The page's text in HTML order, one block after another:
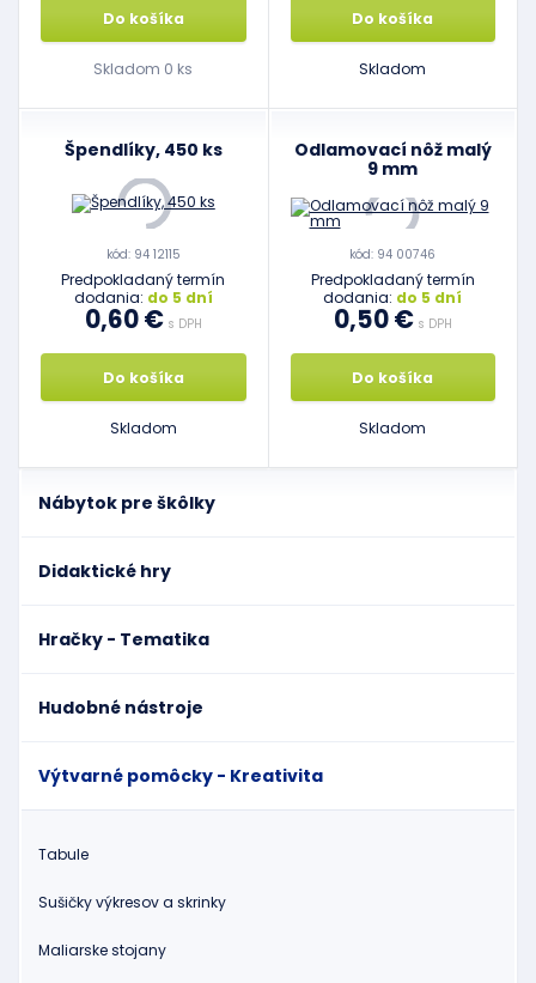
Nábytok pre škôlky
Didaktické hry
Hračky - Tematika
Hudobné nástroje
Výtvarné pomôcky - Kreativita
Tabule
Sušičky výkresov a skrinky
Maliarske stojany
Do košíka
Skladom 0 ks
Do košíka
Skladom
Špendlíky, 450 ks
kód: 94 12115
Predpokladaný termín
dodania: do 5 dní
0,60 €s DPH
Do košíka
Skladom
Odlamovací nôž malý
9 mm
kód: 94 00746
Predpokladaný termín
dodania: do 5 dní
0,50 €s DPH
Do košíka
Skladom